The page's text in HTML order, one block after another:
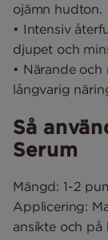
ojämn hudton.
• Intensiv
djupet och
• Närande
långvarig
Så
Serum
Mängd: 1-2
Applicering:
ansikte och på